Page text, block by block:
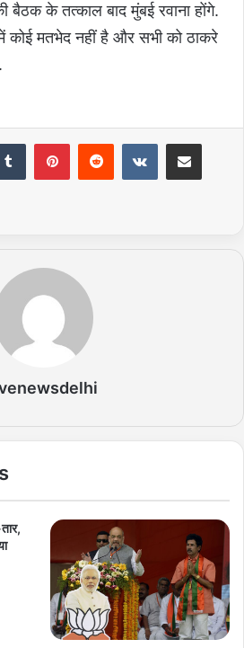
बैठक के तत्काल बाद मुंबई रवाना होंगे.
कोई मतभेद नहीं है और सभी को ठाकरे